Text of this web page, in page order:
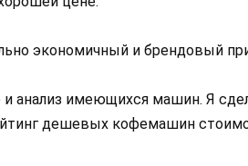
экономичный и брендовый
анализ имеющихся машин. Я
дешевых кофемашин